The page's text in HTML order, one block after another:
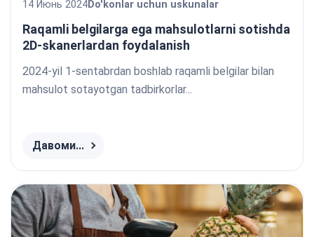
Raqamli belgilarga ega mahsulotlarni sotishda
2D-skanerlardan foydalanish
14 Июнь 2024Do'konlar uchun uskunalar
2024-yil 1-sentabrdan boshlab raqamli belgilar bilan
mahsulot sotayotgan tadbirkorlar...
Давоми...